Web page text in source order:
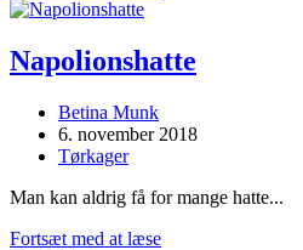
Napolionshatte
Post
author:
Betina Munk
Post
published:
6. november 2018
Post
Tørkager
Man kan aldrig få for mange hatte...
Fortsæt med at læseNapolionshatte